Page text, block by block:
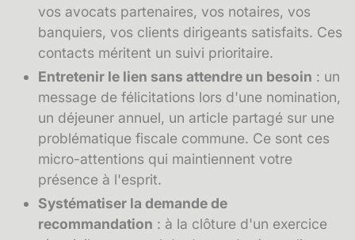
vos avocats partenaires, vos notaires, vos
banquiers, vos clients dirigeants satisfaits. Ces
contacts méritent un suivi prioritaire.
Entretenir le lien sans attendre un besoin : un
message de félicitations lors d'une nomination,
un déjeuner annuel, un article partagé sur une
problématique fiscale commune. Ce sont ces
micro-attentions qui maintiennent votre
présence à l'esprit.
Systématiser la demande de
recommandation : à la clôture d'un exercice